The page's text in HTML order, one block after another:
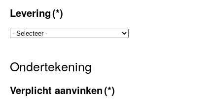
Levering(*)
Ondertekening
Verplicht aanvinken(*)